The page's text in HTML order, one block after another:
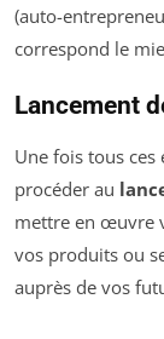
(auto-
correspond le
Lancement
Une fois tous
procéder au
mettre en œuvre
vos produits ou
auprès de vos